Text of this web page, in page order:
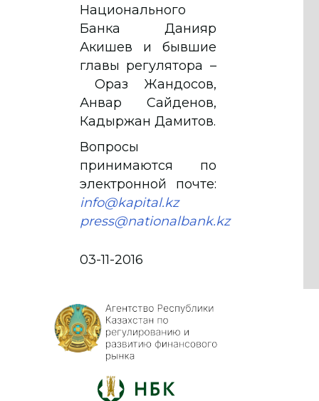
Национального
Банка Данияр
Акишев и бывшие
главы регулятора –
Ораз Жандосов,
Анвар Сайденов,
Кадыржан Дамитов.
Вопросы
принимаются по
электронной почте:
info@kapital.kz
press@nationalbank.kz
03-11-2016